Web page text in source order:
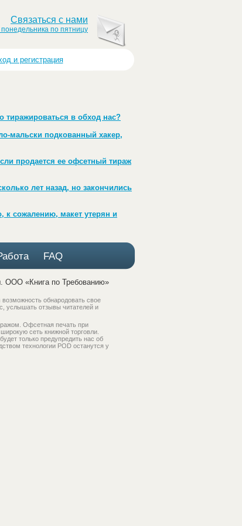
Связаться с нами
по пятницу
и регистрация
тиражироваться в обход нас?
мальски подкованный хакер,
продается ее офсетный тираж
лет назад, но закончились
к сожалению, макет утерян и
FAQ
ООО «Книга по Требованию»
обнародовать свое
услышать отзывы читателей и
Офсетная печать при
сеть книжной торговли.
только предупредить нас об
технологии POD останутся у